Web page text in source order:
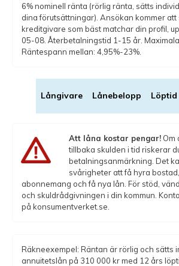
6% nominell ränta (rörlig ränta, sätts
dina förutsättningar). Ansökan kommer att
kreditgivare som bäst matchar din profil,
05-08. Återbetalningstid 1-15 år.
Räntespann mellan: 4,95%-23%.
Långivare Lånebelopp Löptid
Att låna kostar pengar! Om
tillbaka skulden i tid riskerar
betalningsanmärkning. Det
svårigheter att få hyra
abonnemang och få nya lån. För stöd,
och skuldrådgivningen i din kommun.
på konsumentverket.se.
Räkneexempel: Räntan är rörlig och sätts
annuitetslån på 310 000 kr med 12 års